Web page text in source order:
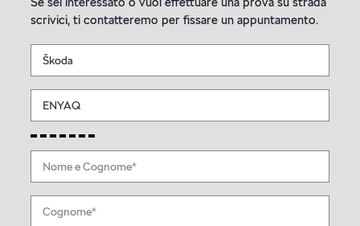
scrivici, ti contatteremo per fissare un appuntamento.